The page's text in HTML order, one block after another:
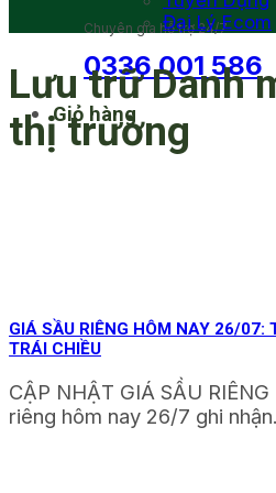
Chuyên gia hỗ trợ 24/7
0336 001 586
Giỏ hàng
Đại Lý Ecom
Lưu trữ Danh
thị trường
GIÁ SẦU RIÊNG HÔM NAY 26/07:
TRÁI CHIỀU
CẬP NHẬT GIÁ SẦU
riêng hôm nay 26/7 ghi